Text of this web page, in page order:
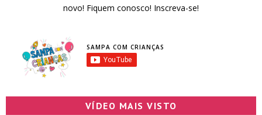
novo! Fiquem conosco! Inscreva-se!
SAMPA COM CRIANÇAS
VÍDEO MAIS VISTO